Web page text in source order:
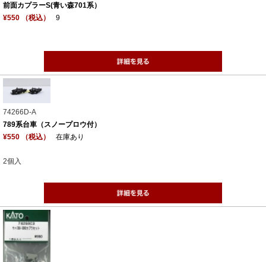
前面カプラーS(青い森701系）
¥550 （税込）
9
74266D-A
789系台車（スノープロウ付）
¥550 （税込）
在庫あり
2個入